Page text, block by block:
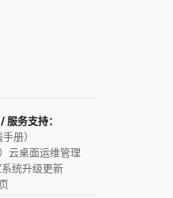
务支持：
册）
云桌面运维管理
系统升级更新